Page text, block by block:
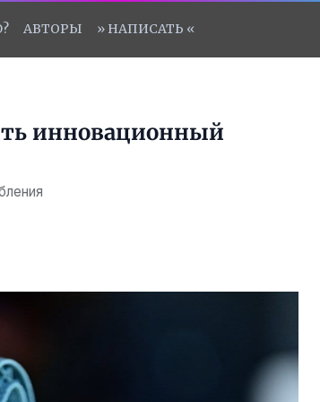
АВТОРЫ » НАПИСАТЬ «
инновационный